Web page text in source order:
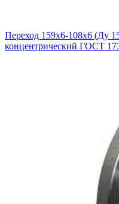
Переход 159х6-108х6 (Ду
концентрический ГОСТ